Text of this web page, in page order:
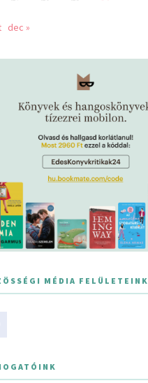
dec »
MÉDIA FELÜLETEINK